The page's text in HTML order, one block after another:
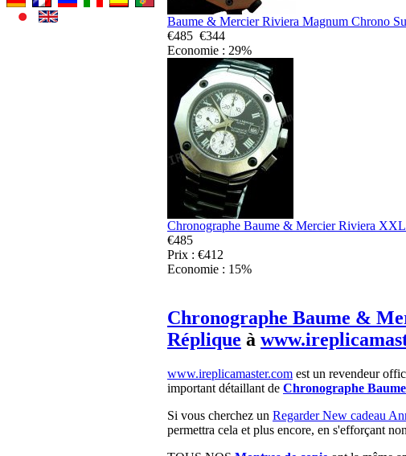
Baume & Mercier Riviera Magnum Chrono
€485 €344
Economie : 29%
Chronographe Baume & Mercier Riviera XXL
€485
Prix : €412
Economie : 15%
Chronographe Baume &
Réplique à
www.ireplicamaster.com est un revendeur
important détaillant de Chronographe
Si vous cherchez un Regarder New cadeau
permettra cela et plus encore, en s'efforçant